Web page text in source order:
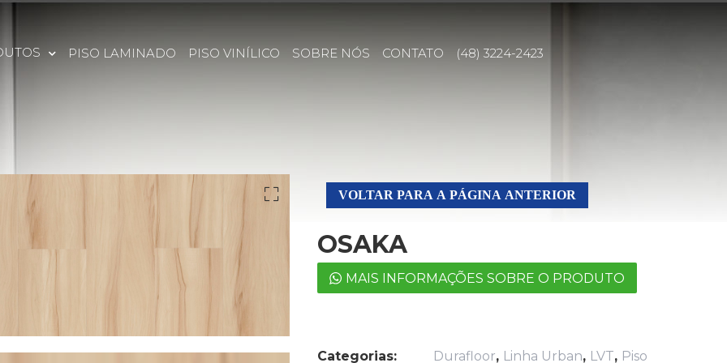
PISO LAMINADO PISO VINÍLICO SOBRE NÓS CONTATO (48) 3224-2423
VOLTAR PARA A PÁGINA ANTERIOR
OSAKA
MAIS INFORMAÇÕES SOBRE O PRODUTO
Categorias: Durafloor, Linha Urban, LVT, Piso